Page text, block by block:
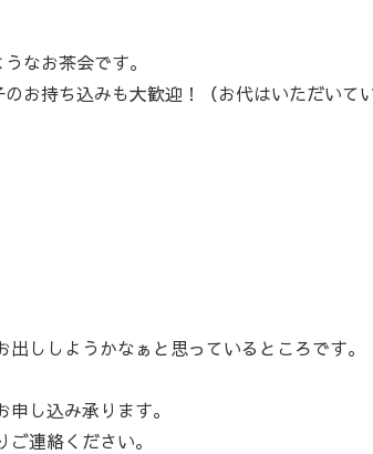
なお茶会です。
お持ち込みも大歓迎！（お代はいただいてい
ししようかなぁと思っているところです。
し込み承ります。
連絡ください。